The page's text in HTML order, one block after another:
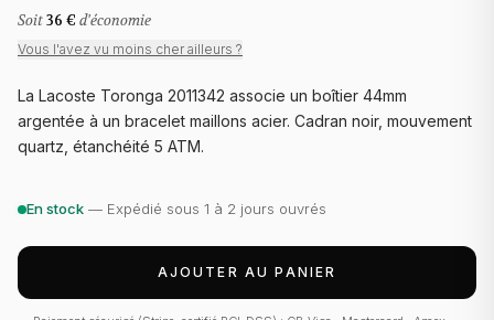
Soit36 € d'économie
Vous l'avez vu moins cher ailleurs ?
La Lacoste Toronga 2011342 associe un boîtier 44mm
argentée à un bracelet maillons acier. Cadran noir, mouvement
quartz, étanchéité 5 ATM.
En stock — Expédié sous 1 à 2 jours ouvrés
AJOUTER AU PANIER